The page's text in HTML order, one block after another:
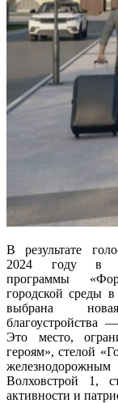
В результате
2024 году в
программы
городской среды
выбрана
благоустройства
Это место,
героям», стелой
Волховстрой 1,
активности и